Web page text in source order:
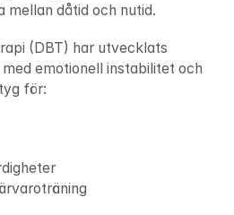
mellan dåtid och nutid.
(DBT) har utvecklats
emotionell instabilitet och
för: